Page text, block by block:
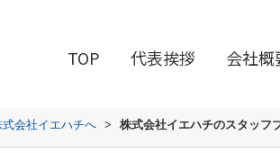
TOP 代表挨拶 会社概
会社イエハチへ > 株式会社イエハチのスタッフ